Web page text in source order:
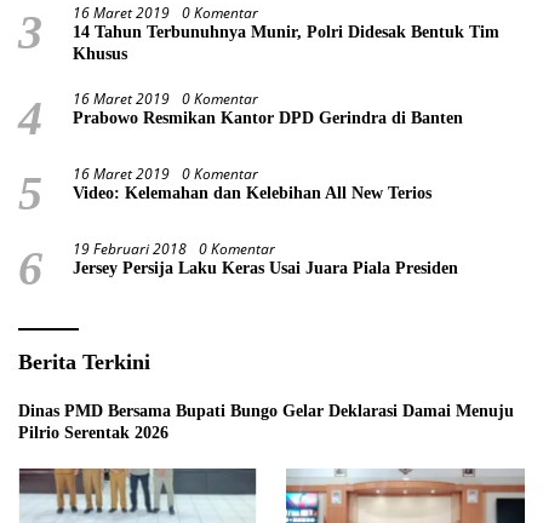
3 16 Maret 2019 0 Komentar
14 Tahun Terbunuhnya Munir, Polri Didesak Bentuk Tim
Khusus
4 16 Maret 2019 0 Komentar
Prabowo Resmikan Kantor DPD Gerindra di Banten
5 16 Maret 2019 0 Komentar
Video: Kelemahan dan Kelebihan All New Terios
6 19 Februari 2018 0 Komentar
Jersey Persija Laku Keras Usai Juara Piala Presiden
Berita Terkini
Dinas PMD Bersama Bupati Bungo Gelar Deklarasi Damai Menuju
Pilrio Serentak 2026